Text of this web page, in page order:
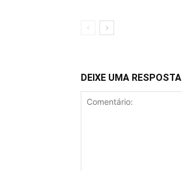
DEIXE UMA RESPOSTA